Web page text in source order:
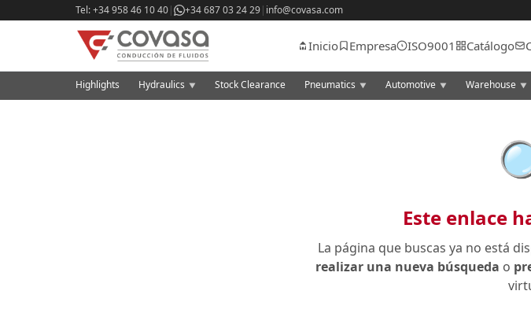
Tel: +34 958 46 10 40| +34 687 03 24 29| info@covasa.com
Inicio Empresa ISO9001 Catálogo
Highlights Hydraulics ▼ Stock Clearance Pneumatics ▼ Automotive ▼ Warehouse ▼
Este enlace
La página que buscas ya no está
realizar una nueva búsqueda o